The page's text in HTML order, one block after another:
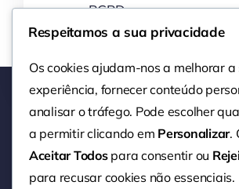
RGPD
Respeitamos a sua privacidade
Os cookies ajudam-nos a melhorar a
experiência, fornecer conteúdo
analisar o tráfego. Pode escolher
a permitir clicando em Personalizar.
Aceitar Todospara consentir ou
para recusar cookies não essenciais.